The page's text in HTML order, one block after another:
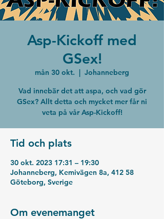
Asp-Kickoff med
GSex!
mån 30 okt.
  |
Johanneberg
Vad innebär det att aspa, och vad gör
GSex? Allt detta och mycket mer får ni
veta på vår Asp-Kickoff!
Tid och plats
30 okt. 2023 17:31 – 19:30
Johanneberg, Kemivägen 8a, 412 58
Göteborg, Sverige
Om evenemanget